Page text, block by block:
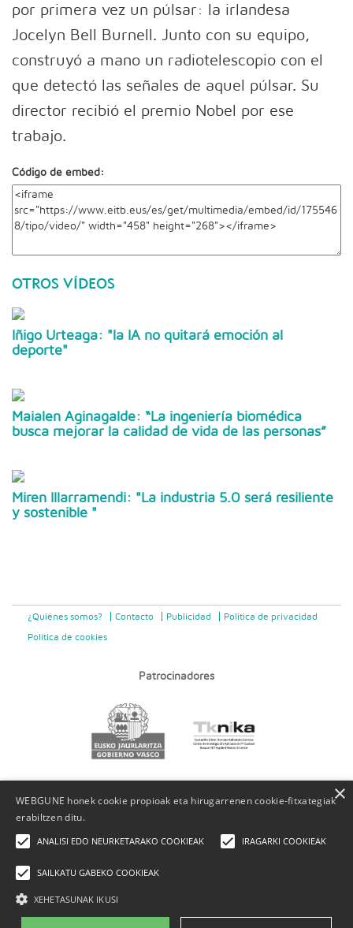
por primera vez un púlsar: la irlandesa
Jocelyn Bell Burnell. Junto con su equipo,
construyó a mano un radiotelescopio con el
que detectó las señales de aquel púlsar. Su
director recibió el premio Nobel por ese
trabajo.
Código de embed:
OTROS VÍDEOS
Iñigo Urteaga: "la IA no quitará emoción al
deporte"
Maialen Aginagalde: “La ingeniería biomédica
busca mejorar la calidad de vida de las personas”
Miren Illarramendi: "La industria 5.0 será resiliente
y sostenible "
¿Quiénes somos? Contacto Publicidad Politica de privacidad
Política de cookies
Patrocinadores
WEBGUNE honek cookie propioak eta hirugarrenen cookie-fitxategiak
erabiltzen ditu.
ANALISI EDO NEURKETARAKO COOKIEAK IRAGARKI COOKIEAK
SAILKATU GABEKO COOKIEAK
XEHETASUNAK IKUSI
×